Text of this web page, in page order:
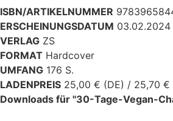
ISBN/ARTIKELNUMMER
ERSCHEINUNGSDATUM 03.02.2024
VERLAG ZS
FORMAT Hardcover
UMFANG 176 S.
LADENPREIS 25,00 € (DE) / 25,70 €
Downloads für "30-Tage-Vegan-